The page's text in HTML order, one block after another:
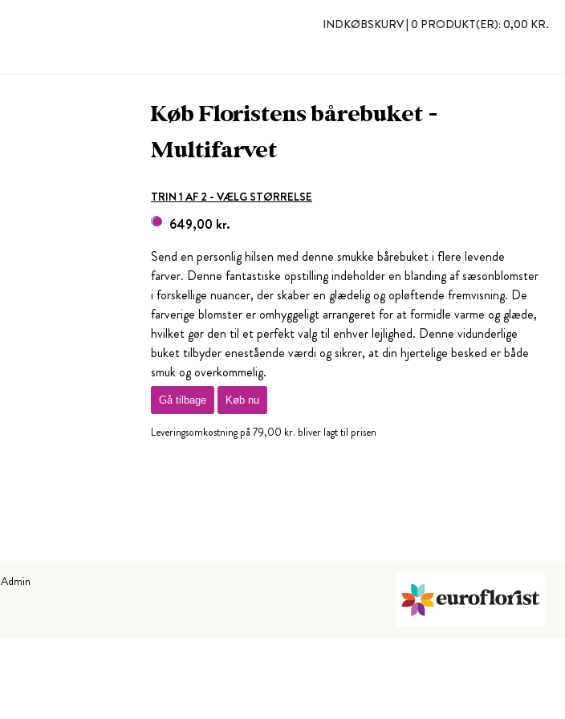
INDKØBSKURV | 0 PRODUKT(ER): 0,00 KR.
Køb Floristens bårebuket -
Multifarvet
TRIN 1 AF 2 - VÆLG STØRRELSE
649,00 kr.
Send en personlig hilsen med denne smukke bårebuket i flere levende
farver. Denne fantastiske opstilling indeholder en blanding af sæsonblomster
i forskellige nuancer, der skaber en glædelig og opløftende fremvisning. De
farverige blomster er omhyggeligt arrangeret for at formidle varme og glæde,
hvilket gør den til et perfekt valg til enhver lejlighed. Denne vidunderlige
buket tilbyder enestående værdi og sikrer, at din hjertelige besked er både
smuk og overkommelig.
Gå tilbage Køb nu
Leveringsomkostning på 79,00 kr. bliver lagt til prisen
Admin